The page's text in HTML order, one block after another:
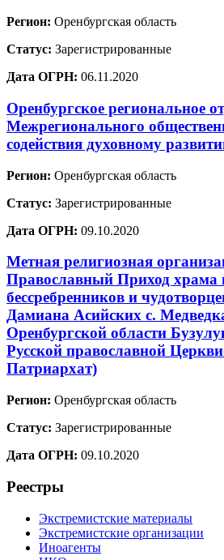
Регион: Оренбургская область
Статус: Зарегистрированные
Дата ОГРН: 06.11.2020
Оренбургское региональное
Межрегионального
содействия духовному
Регион: Оренбургская область
Статус: Зарегистрированные
Дата ОГРН: 09.10.2020
Метная религиозная
Православный Приход храма
бессребренников и
Дамиана Асийских с.
Оренбургской области
Русской православной
Патриархат)
Регион: Оренбургская область
Статус: Зарегистрированные
Дата ОГРН: 09.10.2020
Реестры
Экстремистские материалы
Экстремистские организации
Иноагенты